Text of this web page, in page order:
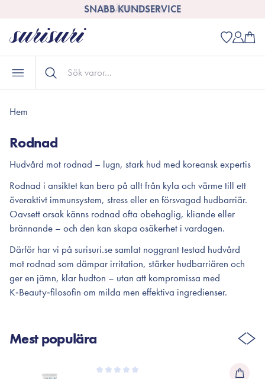
SNABB KUNDSERVICE
Hem
Rodnad
Hudvård mot rodnad – lugn, stark hud med koreansk expertis
Rodnad i ansiktet kan bero på allt från kyla och värme till ett
överaktivt immunsystem, stress eller en försvagad hudbarriär.
Oavsett orsak känns rodnad ofta obehaglig, kliande eller
brännande – och den kan skapa osäkerhet i vardagen.
Därför har vi på surisuri.se samlat noggrant testad hudvård
mot rodnad som dämpar irritation, stärker hudbarriären och
ger en jämn, klar hudton – utan att kompromissa med
K‑Beauty‑filosofin om milda men effektiva ingredienser.
Mest populära